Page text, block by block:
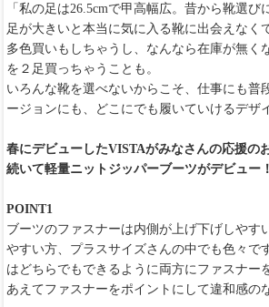
「私の足は26.5cmで甲高幅広。昔から靴選び
足が大きいと本当に気に入る靴に出会えなく
多色買いもしちゃうし、なんなら在庫が無く
を２足買っちゃうことも。
いろんな靴を選べないからこそ、仕事にも普
ージョンにも、どこにでも履いていけるデザ
春にデビューしたVISTAがみなさんの応援の
続いて軽量ニットジッパーブーツがデビュー
POINT1
ブーツのファスナーは内側が上げ下げしやす
やすい方、プラスサイズさんの中でも色々で
はどちらでもできるように両方にファスナー
あえてファスナーをポイントにして違和感の